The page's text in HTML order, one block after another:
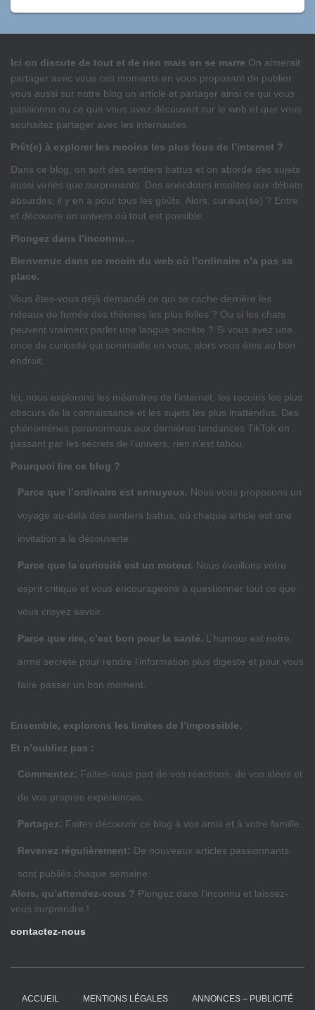
Ici on discute de tout et de rien mais on se marre On aimerait
partager avec vous ces moments en vous proposant de publier
vous aussi sur notre blog un article et partager ainsi ce qui vous
passionne ou ce que vous avez découvert sur le web et que vous
souhaitez partager avec les internautes.
Prêt(e) à explorer les recoins les plus fous de l’internet ?
Dans ce blog, on sort des sentiers battus et on aborde des sujets
aussi variés que surprenants. Des anecdotes insolites aux débats
absurdes, il y en a pour tous les goûts. Alors, curieux(se) ? Entre
et découvre un univers où tout est possible.
Plongez dans l’inconnu…
Bienvenue dans ce recoin du web où l’ordinaire n’a pas sa
place.
Vous êtes-vous déjà demandé ce qui se cache derrière les
rideaux de fumée des théories les plus folles ? Ou si les chats
peuvent vraiment parler une langue secrète ? Si vous avez une
once de curiosité qui sommeille en vous, alors vous êtes au bon
endroit.
Ici, nous explorons les méandres de l’internet, les recoins les plus
obscurs de la connaissance et les sujets les plus inattendus. Des
phénomènes paranormaux aux dernières tendances TikTok en
passant par les secrets de l’univers, rien n’est tabou.
Pourquoi lire ce blog ?
Parce que l’ordinaire est ennuyeux. Nous vous proposons un
voyage au-delà des sentiers battus, où chaque article est une
invitation à la découverte.
Parce que la curiosité est un moteur. Nous éveillons votre
esprit critique et vous encourageons à questionner tout ce que
vous croyez savoir.
Parce que rire, c’est bon pour la santé. L’humour est notre
arme secrète pour rendre l’information plus digeste et pour vous
faire passer un bon moment.
Ensemble, explorons les limites de l’impossible.
Et n’oubliez pas :
Commentez: Faites-nous part de vos réactions, de vos idées et
de vos propres expériences.
Partagez: Faites découvrir ce blog à vos amis et à votre famille.
Revenez régulièrement: De nouveaux articles passionnants
sont publiés chaque semaine.
Alors, qu’attendez-vous ? Plongez dans l’inconnu et laissez-
vous surprendre !
contactez-nous
ACCUEIL MENTIONS LÉGALES ANNONCES – PUBLICITÉ